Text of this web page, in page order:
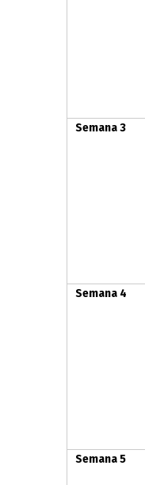
Semana 3
Semana 4
Semana 5